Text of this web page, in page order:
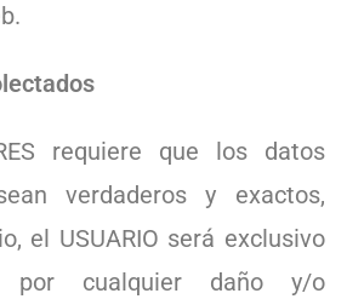
requiere que los datos
verdaderos y exactos,
el USUARIO será exclusivo
por cualquier daño y/o